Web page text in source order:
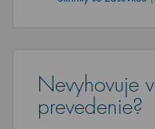
Nevyhovuje
prevedenie?